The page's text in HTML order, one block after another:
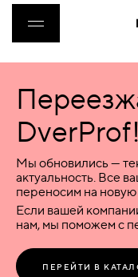
ДВЕРИ
ФУРНИТУРА
ВОРОТА
DverProf!
Мы обновились —
актуальность. Все
переносим на
Если вашей
нам, мы поможем с
ПЕРЕЙТИ В